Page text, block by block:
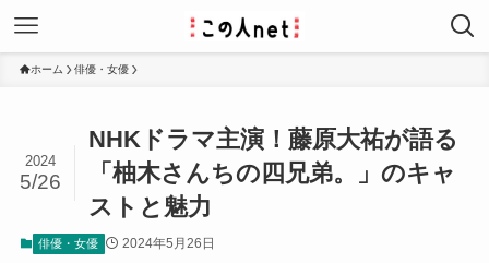
ホーム 俳優・女優
NHKドラマ主演！藤原大祐が語る
「柚木さんちの四兄弟。」のキャ
ストと魅力
2024
5/26
俳優・女優 2024年5月26日